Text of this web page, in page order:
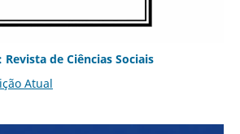
de Ciências Sociais
Atual